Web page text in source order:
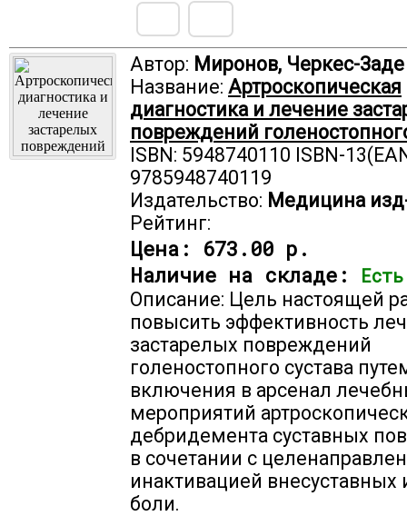
Автор: Миронов, Черкес-Заде
Название: Артроскопическая
диагностика и лечение
повреждений
ISBN: 5948740110 ISBN-
9785948740119
Издательство: Медицина
Рейтинг:
Цена: 673.00 р.
Наличие на складе:
Описание: Цель настоящей
повысить эффективность
застарелых повреждений
голеностопного сустава
включения в арсенал
мероприятий
дебридемента суставных
в сочетании с
инактивацией внесуставных
боли.